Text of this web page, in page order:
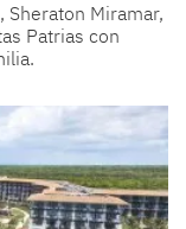
Sheraton Miramar,
Patrias con